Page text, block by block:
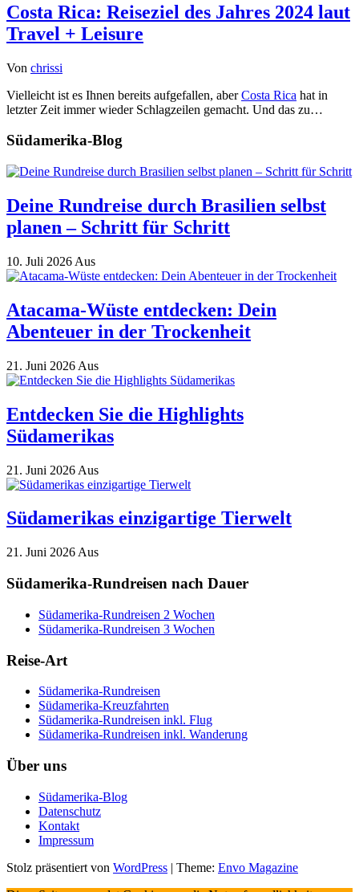
Costa Rica: Reiseziel des Jahres 2024 laut
Travel + Leisure
Von chrissi
Vielleicht ist es Ihnen bereits aufgefallen, aberCosta Rica hat in
letzter Zeit immer wieder Schlagzeilen gemacht. Und das zu…
Südamerika-Blog
Deine Rundreise durch Brasilien selbst
planen – Schritt für Schritt
10. Juli 2026 Aus
Atacama-Wüste entdecken: Dein
Abenteuer in der Trockenheit
21. Juni 2026 Aus
Entdecken Sie die Highlights
Südamerikas
21. Juni 2026 Aus
Südamerikas einzigartige Tierwelt
21. Juni 2026 Aus
Südamerika-Rundreisen nach Dauer
Südamerika-Rundreisen 2 Wochen
Südamerika-Rundreisen 3 Wochen
Reise-Art
Südamerika-Rundreisen
Südamerika-Kreuzfahrten
Südamerika-Rundreisen inkl. Flug
Südamerika-Rundreisen inkl. Wanderung
Über uns
Südamerika-Blog
Datenschutz
Kontakt
Impressum
Stolz präsentiert von WordPress | Theme: Envo Magazine